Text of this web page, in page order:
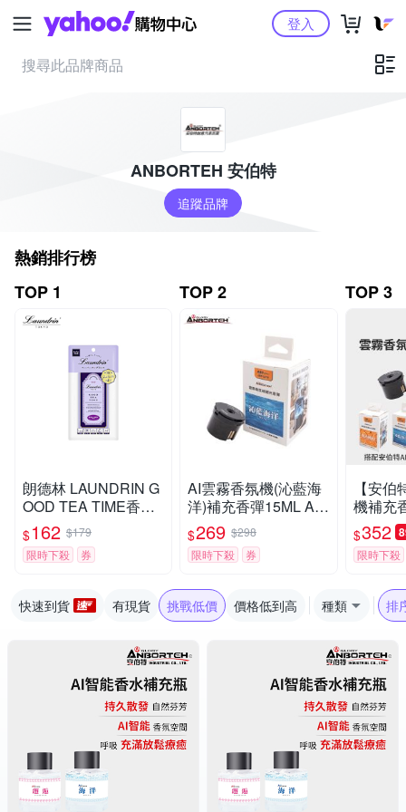
Yahoo購物中心登入
ANBORTEH 安伯特
追蹤品牌
熱銷排行榜
TOP 1
朗德林 LAUNDRIN G
OOD TEA TIME香氛
片-伯爵茶香(1入)
$162 $179
限時下殺
券
TOP 2
AI雲霧香氛機(沁藍海
洋)補充香彈15ML AB
T-C010
$269 $298
限時下殺
券
TOP 3
【安
機補充
氣氛燈)
$352
限時下殺
快速到貨 有現貨 挑戰低價 價格低到高 種類 排